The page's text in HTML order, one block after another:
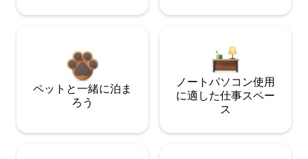
ペットと一緒に泊ま
ろう
ノートパソコン使用
に適した仕事スペー
ス